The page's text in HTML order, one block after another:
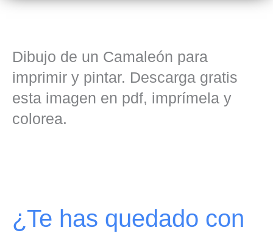
Dibujo de un Camaleón para
imprimir y pintar. Descarga gratis
esta imagen en pdf, imprímela y
colorea.
¿Te has quedado con